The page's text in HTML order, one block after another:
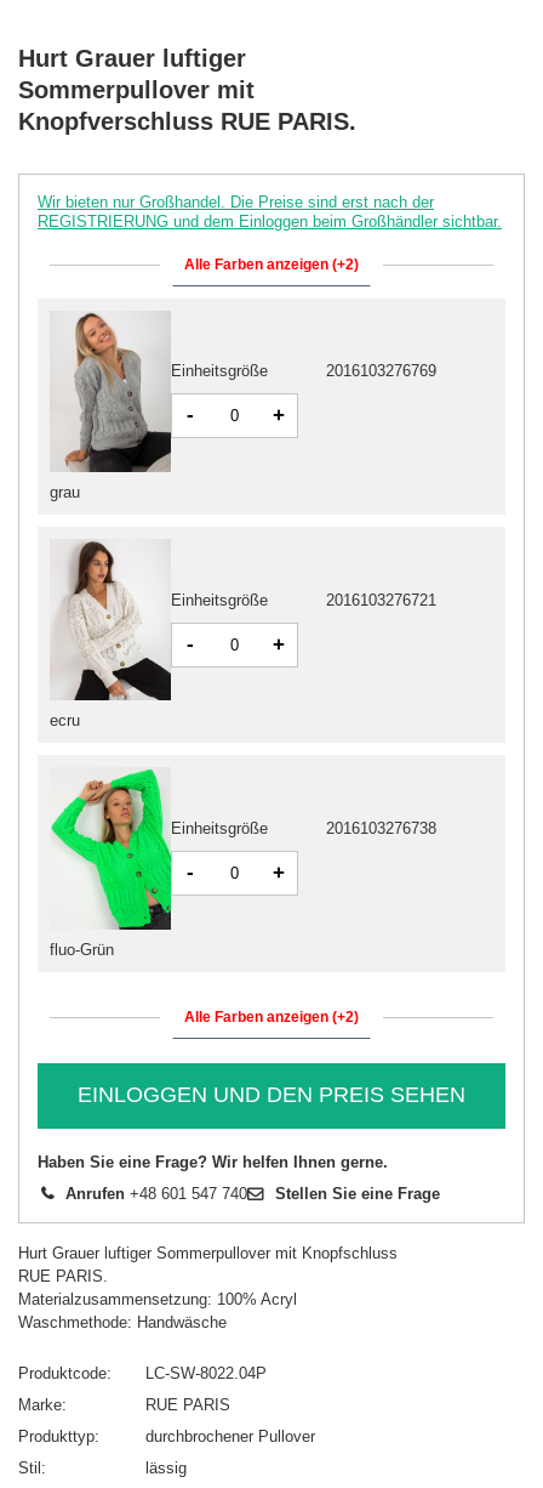
Hurt Grauer luftiger
Sommerpullover mit
Knopfverschluss RUE PARIS.
Wir bieten nur Großhandel. Die Preise sind erst nach der
REGISTRIERUNG und dem Einloggen beim Großhändler sichtbar.
Alle Farben anzeigen (+2)
ecru
Einheitsgröße 2016103276721
- +
grau
Einheitsgröße 2016103276769
- +
fluo-Grün
Einheitsgröße 2016103276738
- +
Alle Farben anzeigen (+2)
EINLOGGEN UND DEN PREIS SEHEN
Haben Sie eine Frage? Wir helfen Ihnen gerne.
Anrufen +48 601 547 740 Stellen Sie eine Frage
Hurt Grauer luftiger Sommerpullover mit Knopfschluss
RUE PARIS.
Materialzusammensetzung: 100% Acryl
Waschmethode: Handwäsche
Produktcode
LC-SW-8022.04P
Marke
RUE PARIS
Produkttyp
durchbrochener Pullover
Stil
lässig